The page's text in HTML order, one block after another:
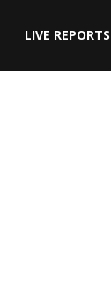
LIVE REPORTS